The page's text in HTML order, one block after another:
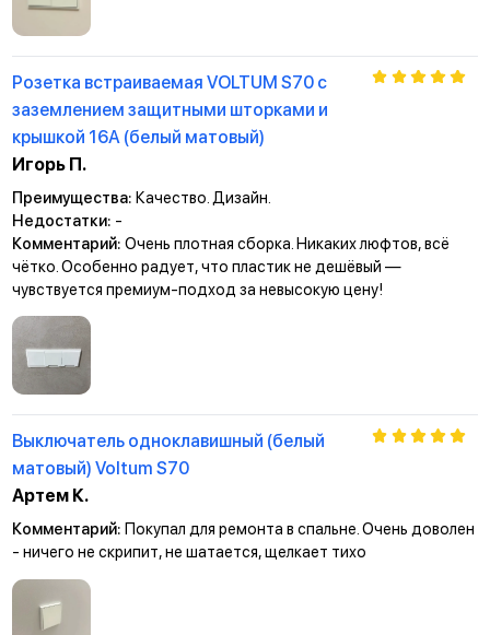
Розетка встраиваемая VOLTUM S70 с
заземлением защитными шторками и
крышкой 16А (белый матовый)
Игорь П.
Преимущества: Качество. Дизайн.
Недостатки: -
Комментарий: Очень плотная сборка. Никаких люфтов, всё
чётко. Особенно радует, что пластик не дешёвый —
чувствуется премиум-подход за невысокую цену!
Выключатель одноклавишный (белый
матовый) Voltum S70
Артем К.
Комментарий: Покупал для ремонта в спальне. Очень доволен
- ничего не скрипит, не шатается, щелкает тихо